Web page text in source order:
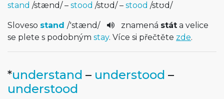
stand /stænd/– stood /stʊd/– stood /stʊd/
Sloveso stand /'stænd/ znamená stát a velice
se plete s podobným stay. Více si přečtěte zde.
*understand – understood –
understood